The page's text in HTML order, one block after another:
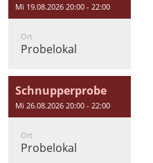
Mi 19.08.2026 20:00 - 22:00
Ort
Probelokal
Schnupperprobe
Mi 26.08.2026 20:00 - 22:00
Ort
Probelokal